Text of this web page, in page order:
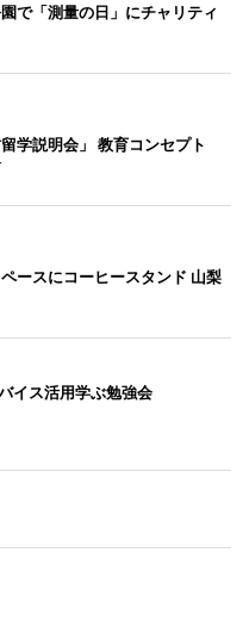
で「測量の日」にチャリティ
学説明会」 教育コンセプト
ースにコーヒースタンド 山梨
イス活用学ぶ勉強会